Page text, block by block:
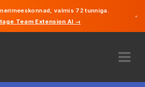
valmis 72 tunniga.
Team Extension AI →
×